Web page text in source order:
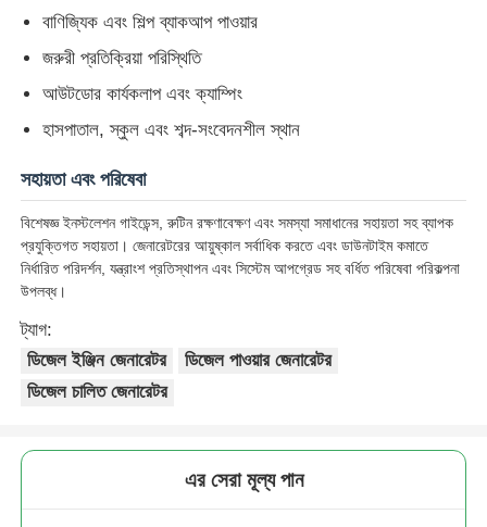
পোর্টেবল জেনারেটর সেট
শিল্প জেনারেটর সেট
ওপেন ফ্রেম জেনারেটর
শব্দরোধী জেনারেটর সেট
বাড়ির ব্যবহারের জন্য জেনারেটর
বাণিজ্যিক এবং শিল্প ব্যাকআপ পাওয়ার
জরুরী প্রতিক্রিয়া পরিস্থিতি
আউটডোর কার্যকলাপ এবং ক্যাম্পিং
হাসপাতাল, স্কুল এবং শব্দ-সংবেদনশীল স্থান
সহায়তা এবং পরিষেবা
বিশেষজ্ঞ ইনস্টলেশন গাইডেন্স, রুটিন রক্ষণাবেক্ষণ এবং সমস্যা সমাধানের সহায়তা সহ ব্যাপক
প্রযুক্তিগত সহায়তা। জেনারেটরের আয়ুষ্কাল সর্বাধিক করতে এবং ডাউনটাইম কমাতে
নির্ধারিত পরিদর্শন, যন্ত্রাংশ প্রতিস্থাপন এবং সিস্টেম আপগ্রেড সহ বর্ধিত পরিষেবা পরিকল্পনা
উপলব্ধ।
ট্যাগ:
ডিজেল ইঞ্জিন জেনারেটর
ডিজেল পাওয়ার জেনারেটর
ডিজেল চালিত জেনারেটর
এর সেরা মূল্য পান